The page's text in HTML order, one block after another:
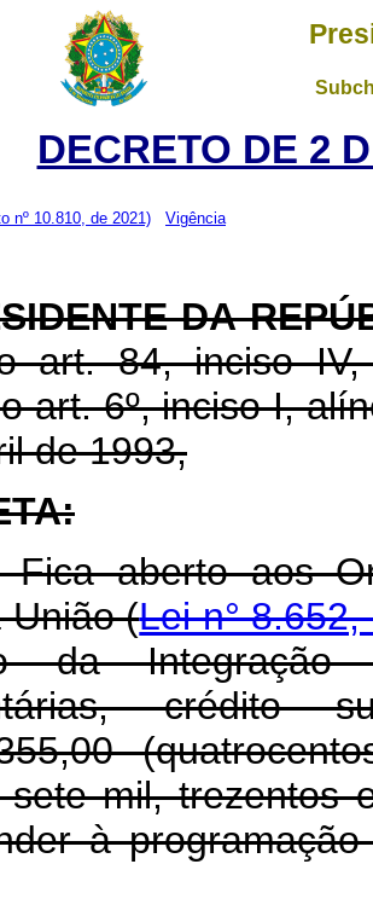
DECRETO DE 2
nº 10.810, de 2021)
Vigência
DA
art. 84, inciso
art. 6º, inciso I,
de 1993,
Fica aberto aos
União (Lei n°
da
mil, trezentos
à